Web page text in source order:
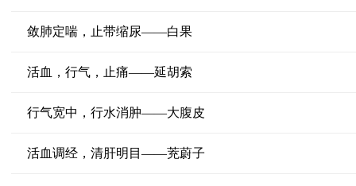
敛肺定喘，止带缩尿——白果
活血，行气，止痛——延胡索
行气宽中，行水消肿——大腹皮
活血调经，清肝明目——茺蔚子